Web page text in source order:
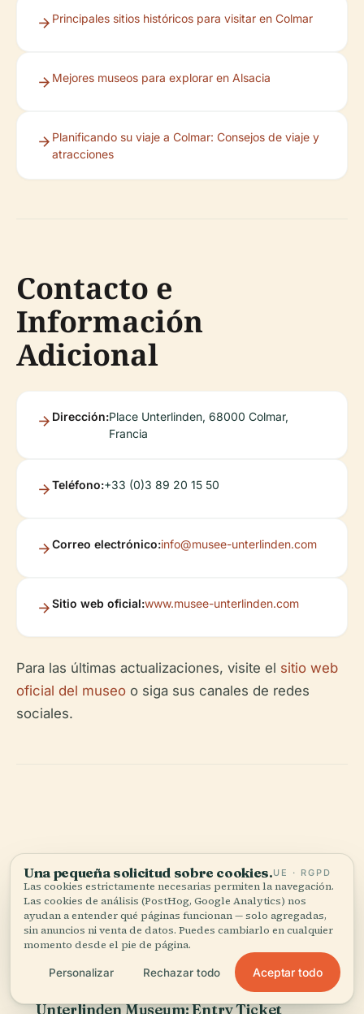
Principales sitios históricos para visitar en Colmar
Mejores museos para explorar en Alsacia
Planificando su viaje a Colmar: Consejos de viaje y
atracciones
Contacto e
Información
Adicional
Dirección:Place Unterlinden, 68000 Colmar,
Francia
Teléfono:+33 (0)3 89 20 15 50
Correo electrónico:info@musee-unterlinden.com
Sitio web oficial:www.musee-unterlinden.com
Para las últimas actualizaciones, visite el sitio web
oficial del museo o siga sus canales de redes
sociales.
Tickets &tours.
Son opciones guiadas de nuestros socios — mismo
precio que reservando directamente.
Unterlinden Museum: Entry Ticket
Una pequeña solicitud sobre cookies.UE · RGPD
Las cookies estrictamente necesarias permiten la navegación.
Las cookies de análisis (PostHog, Google Analytics) nos
ayudan a entender qué páginas funcionan — solo agregadas,
sin anuncios ni venta de datos. Puedes cambiarlo en cualquier
momento desde el pie de página.
Personalizar Rechazar todo Aceptar todo